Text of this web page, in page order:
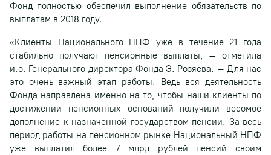
Фонд полностью обеспечил выполнение обязательств по
выплатам в 2018 году.
«Клиенты Национального НПФ уже в течение 21 года
стабильно получают пенсионные выплаты, – отметила
и.о. Генерального директора Фонда Э. Розяева. – Для нас
это очень важный этап работы. Ведь вся деятельность
Фонда направлена именно на то, чтобы наши клиенты по
достижении пенсионных оснований получили весомое
дополнение к назначенной государством пенсии. За весь
период работы на пенсионном рынке Национальный НПФ
уже выплатил более 7 млрд рублей пенсий своим